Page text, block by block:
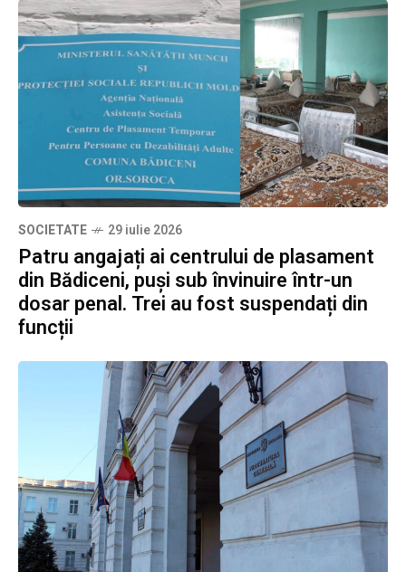
SOCIETATE 29 iulie 2026
Patru angajați ai centrului de plasament
din Bădiceni, puși sub învinuire într-un
dosar penal. Trei au fost suspendați din
funcții